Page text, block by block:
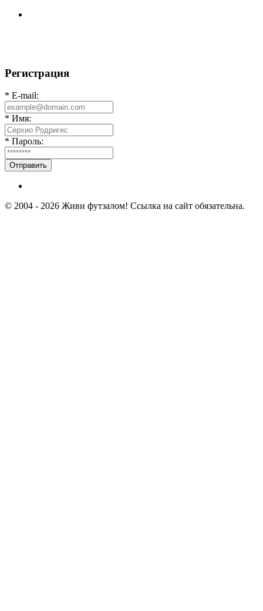
Регистрация
* E-mail:
* Имя:
* Пароль:
Отправить
© 2004 - 2026 Живи футзалом! Ссылка на сайт обязательна.